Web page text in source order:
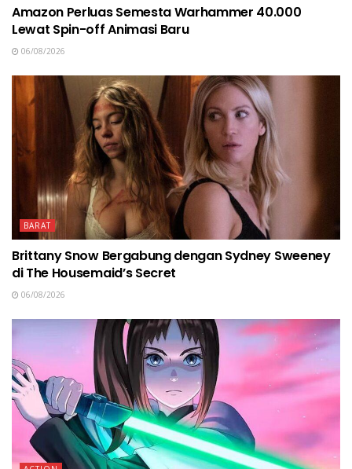
Amazon Perluas Semesta Warhammer 40.000
Lewat Spin-off Animasi Baru
06/08/2026
BARAT
Brittany Snow Bergabung dengan Sydney Sweeney
di The Housemaid’s Secret
06/08/2026